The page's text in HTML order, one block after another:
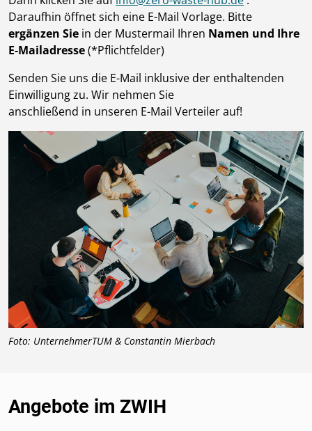
Daraufhin öffnet sich eine E-Mail Vorlage. Bitte
ergänzen Sie in der Mustermail Ihren Namen und Ihre
E-Mailadresse(*Pflichtfelder)
Senden Sie uns die E-Mail inklusive der enthaltenden
Einwilligung zu. Wir nehmen Sie
anschließend in unseren E-Mail Verteiler auf!
Foto: UnternehmerTUM & Constantin Mierbach
Angebote im ZWIH